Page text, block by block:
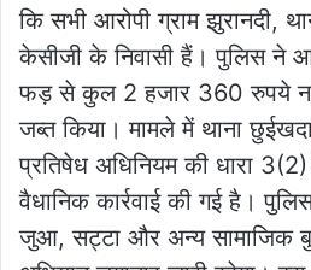
कि सभी आरोपी ग्राम झुरानदी,
केसीजी के निवासी हैं। पुलिस ने
फड़ से कुल 2 हजार 360 रुपये
जब्त किया। मामले में थाना
प्रतिषेध अधिनियम की धारा
वैधानिक कार्रवाई की गई है।
जुआ, सट्टा और अन्य सामाजिक